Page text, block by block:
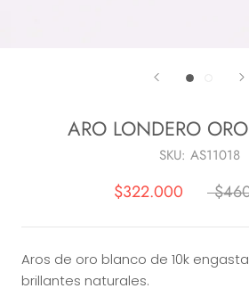
ARO LONDERO
SKU: AS11018
$322.000
Aros de oro blanco de 10k
brillantes naturales.